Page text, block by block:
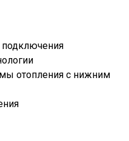
подключения
отопления с нижним